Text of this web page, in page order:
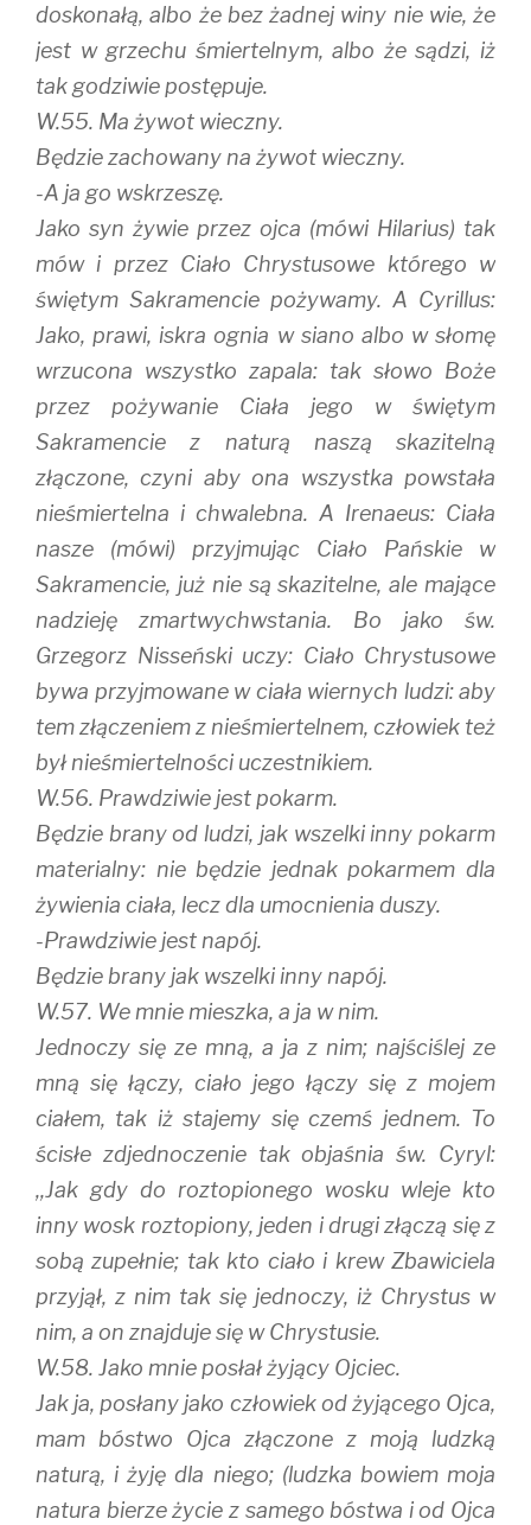
doskonałą, albo że bez żadnej winy nie wie, że
jest w grzechu śmiertelnym, albo że sądzi, iż
tak godziwie postępuje.
W.55. Ma żywot wieczny.
Będzie zachowany na żywot wieczny.
-A ja go wskrzeszę.
Jako syn żywie przez ojca (mówi Hilarius) tak
mów i przez Ciało Chrystusowe którego w
świętym Sakramencie pożywamy. A Cyrillus:
Jako, prawi, iskra ognia w siano albo w słomę
wrzucona wszystko zapala: tak słowo Boże
przez pożywanie Ciała jego w świętym
Sakramencie z naturą naszą skazitelną
złączone, czyni aby ona wszystka powstała
nieśmiertelna i chwalebna. A Irenaeus: Ciała
nasze (mówi) przyjmując Ciało Pańskie w
Sakramencie, już nie są skazitelne, ale mające
nadzieję zmartwychwstania. Bo jako św.
Grzegorz Nisseński uczy: Ciało Chrystusowe
bywa przyjmowane w ciała wiernych ludzi: aby
tem złączeniem z nieśmiertelnem, człowiek też
był nieśmiertelności uczestnikiem.
W.56. Prawdziwie jest pokarm.
Będzie brany od ludzi, jak wszelki inny pokarm
materialny: nie będzie jednak pokarmem dla
żywienia ciała, lecz dla umocnienia duszy.
-Prawdziwie jest napój.
Będzie brany jak wszelki inny napój.
W.57. We mnie mieszka, a ja w nim.
Jednoczy się ze mną, a ja z nim; najściślej ze
mną się łączy, ciało jego łączy się z mojem
ciałem, tak iż stajemy się czemś jednem. To
ścisłe zdjednoczenie tak objaśnia św. Cyryl:
,,Jak gdy do roztopionego wosku wleje kto
inny wosk roztopiony, jeden i drugi złączą się z
sobą zupełnie; tak kto ciało i krew Zbawiciela
przyjął, z nim tak się jednoczy, iż Chrystus w
nim, a on znajduje się w Chrystusie.
W.58. Jako mnie posłał żyjący Ojciec.
Jak ja, posłany jako człowiek od żyjącego Ojca,
mam bóstwo Ojca złączone z moją ludzką
naturą, i żyję dla niego; (ludzka bowiem moja
natura bierze życie z samego bóstwa i od Ojca